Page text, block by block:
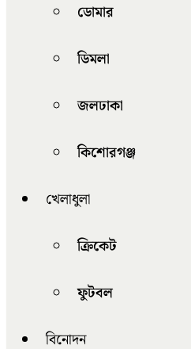
ডোমার
ডিমলা
জলঢাকা
কিশোরগঞ্জ
খেলাধুলা
ক্রিকেট
ফুটবল
বিনোদন